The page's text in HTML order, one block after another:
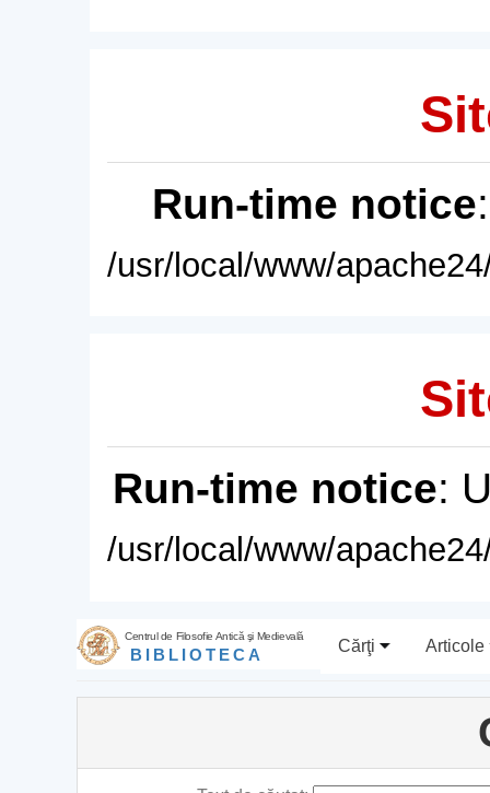
Run-time notice
/usr/local/www/
Run-time notice:
/usr/local/www/
Centrul de Filosofie Antică şi Medievală
BIBLIOTECA Cărţi Articole